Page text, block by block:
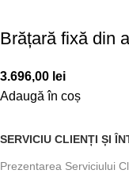
Brățară fixă din
3.696,00 lei
Adaugă în coș
SERVICIU CLIENȚI ȘI
Prezentarea Serviciului